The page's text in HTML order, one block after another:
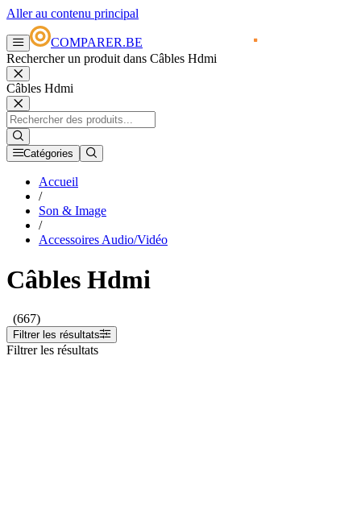
Aller au contenu principal
COMPARER.BE
Rechercher un produit dans Câbles Hdmi
Câbles Hdmi
Catégories
Accueil
/
Son & Image
/
Accessoires Audio/Vidéo
Câbles Hdmi
(667)
Filtrer les résultats
Filtrer les résultats